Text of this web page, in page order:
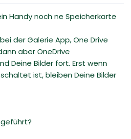
Handy noch ne Speicherkarte
der Galerie App, One Drive
aber OneDrive
Deine Bilder fort. Erst wenn
ist, bleiben Deine Bilder